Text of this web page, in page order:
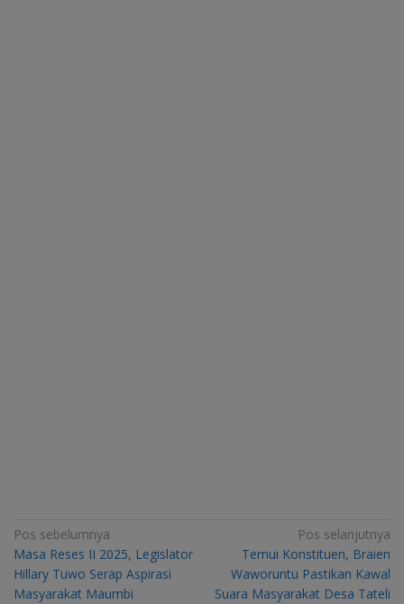
Navigasi
pos
Pos sebelumnya
Masa Reses II 2025, Legislator
Hillary Tuwo Serap Aspirasi
Masyarakat Maumbi
Pos selanjutnya
Temui Konstituen, Braien
Waworuntu Pastikan Kawal
Suara Masyarakat Desa Tateli